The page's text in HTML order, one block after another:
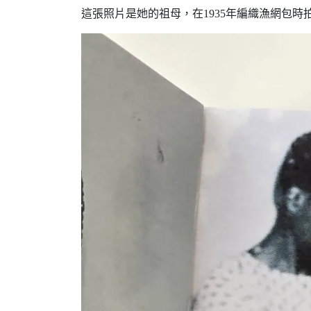
這張照片是她的祖母，在1935年編織漁網包時